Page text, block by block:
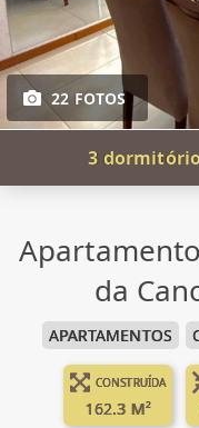
22 FOTOS
3
da
APARTAMENTOS
CONSTRUÍDA
162.3 M²